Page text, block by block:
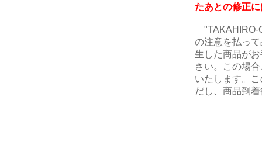
たあとの修正
"TAKAHIRO-
の注意を払っ
生した商品が
さい。この場
いたします。
だし、商品到